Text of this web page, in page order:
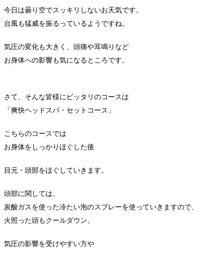
今日は曇り空でスッキリしないお天気です。
台風も猛威を振るっているようですね。
気圧の変化も大きく、頭痛や耳鳴りなど
お身体への影響も気になるところです。
さて、そんな皆様にピッタリのコースは
「爽快ヘッドスパ・セットコース」
こちらのコースでは
お身体をしっかりほぐした後
目元・頭部をほぐしていきます。
頭部に関しては、
炭酸ガスを使った冷たい泡のスプレーを使っていきますので、
火照った頭もクールダウン。
気圧の影響を受けやすい方や